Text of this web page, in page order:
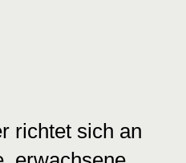
richtet sich an